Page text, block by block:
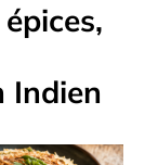
Indien